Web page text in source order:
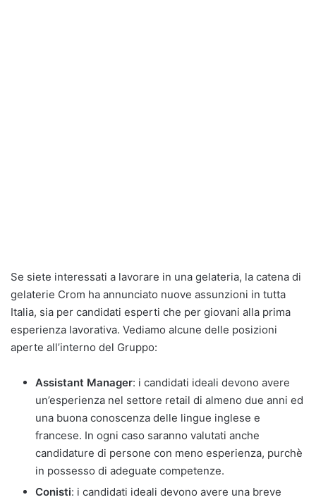
Se siete interessati a lavorare in una gelateria, la catena di
gelaterie Crom ha annunciato nuove assunzioni in tutta
Italia, sia per candidati esperti che per giovani alla prima
esperienza lavorativa. Vediamo alcune delle posizioni
aperte all’interno del Gruppo:
Assistant Manager: i candidati ideali devono avere
un’esperienza nel settore retail di almeno due anni ed
una buona conoscenza delle lingue inglese e
francese. In ogni caso saranno valutati anche
candidature di persone con meno esperienza, purchè
in possesso di adeguate competenze.
Conisti: i candidati ideali devono avere una breve